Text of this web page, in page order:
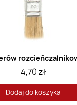
4,70 zł
Dodaj do koszyka